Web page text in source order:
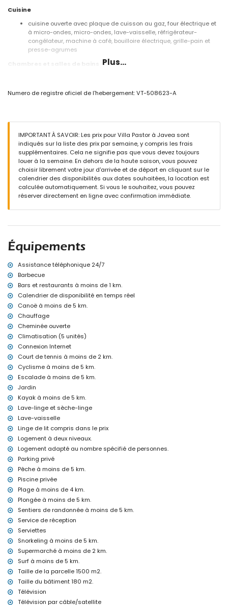
Cuisine
cuisine ouverte avec plaque de cuisson au gaz, four électrique et
à micro-ondes, micro-ondes, lave-vaisselle, réfrigérateur-
congélateur, machine à café, bouilloire électrique, grille-pain et
presse-agrumes
chambre avec climatisation, lit queen-size (mesurant 190 par 160
cm)
salle de bains en suite avec lavabo simple et douche
salle de bains en suite avec lavabo simple, douche et toilette
salle de bains avec double lavabo, baignoire, bidet, toilette et
sèche-cheveux
Extérieur de la villa
grand terrain clôturé
piscine privée mesurant 12m x 6m et 2m de profondeur
magnifique jardin paysager avec gravier, arbres et mobilier de
jardin avec transats
barbecue
2 places de parking privées
ville la plus proche : Xàbia (à moins de 5 kilomètres de la villa)
rivière ou bord de rive le plus proche : Mediterráneo, Xàbia (à
plage la plus proche : El Arenal, Xàbia (à moins de 4 kilomètres de
la villa)
port le plus proche : Aduanas del Mar, Xàbia (à moins de 5
kilomètres de la villa)
parc le plus proche : Pinosol, Xàbia (à moins de 5 kilomètres de la
villa)
aéroport le plus proche : Alicante (à moins de 100 kilomètres de la
villa)
deuxième aéroport le plus proche : Valence (> 100 kilomètres)
les animaux domestiques ne sont pas admis
L'hébergement est très adapté pour les familles avec enfants
Équipements et services inclus dans le prix de location de la villa
internet (fibre optique)
linge de lit et serviettes
service de réception et service d'urgence 24 heures sur 24
chauffage central et climatisation
Équipements et services avec supplément
service aéroport
lit supplémentaire et lit/couffin pour enfants (sur demande)
Divertissements et activités de loisirs pour vos vacances à Xàbia,
Costa Blanca
cinéma, bar, promenade (El Arenal et Xàbia) (à moins de 5
kilomètres de la maison)
Sites et culture à Xàbia, Costa Blanca
musée (Histórico de Xàbia, Xàbia), église (Virgen de Loreto, Puerto,
Xàbia), monument (Pueblo de Xàbia, Xàbia), bâtiment architectural
(Histórico de Xàbia, Xàbia), lieu historique (Pueblo de Xàbia et
Xàbia) (à moins de 5 kilomètres de l'hébergement)
ruine (Molinos de Viento et Xàbia) (à moins de 10 kilomètres de
l'hébergement)
Plus...
Numero de registre oficiel de l'hebergement: VT-508623-A
IMPORTANT À SAVOIR: Les prix pour Villa Pastor à Javea sont
indiqués sur la liste des prix par semaine, y compris les frais
supplémentaires. Cela ne signifie pas que vous devez toujours
louer à la semaine. En dehors de la haute saison, vous pouvez
choisir librement votre jour d'arrivée et de départ en cliquant sur le
calendrier des disponibilités aux dates souhaitées, la location est
calculée automatiquement. Si vous le souhaitez, vous pouvez
réserver directement en ligne avec confirmation immédiate.
Équipements
Assistance téléphonique 24/7
Barbecue
Bars et restaurants à moins de 1 km.
Calendrier de disponibilité en temps réel
Canoë à moins de 5 km.
Chauffage
Cheminée ouverte
Climatisation (5 unités)
Connexion Internet
Court de tennis à moins de 2 km.
Cyclisme à moins de 5 km.
Escalade à moins de 5 km.
Jardin
Kayak à moins de 5 km.
Lave-linge et sèche-linge
Lave-vaisselle
Linge de lit compris dans le prix
Logement à deux niveaux.
Logement adapté au nombre spécifié de personnes.
Parking privé
Pêche à moins de 5 km.
Piscine privée
Plage à moins de 4 km.
Plongée à moins de 5 km.
Sentiers de randonnée à moins de 5 km.
Service de réception
Serviettes
Snorkeling à moins de 5 km.
Supermarché à moins de 2 km.
Surf à moins de 5 km.
Taille de la parcelle 1500 m2.
Taille du bâtiment 180 m2.
Télévision
Télévision par câble/satellite